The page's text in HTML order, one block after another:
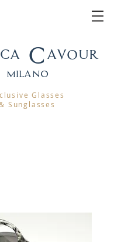
Cavour
milano
Glasses
Sunglasses